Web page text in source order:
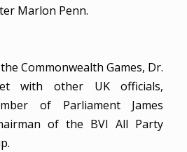
Marlon Penn.
Commonwealth Games, Dr.
with other UK officials,
of Parliament James
of the BVI All Party